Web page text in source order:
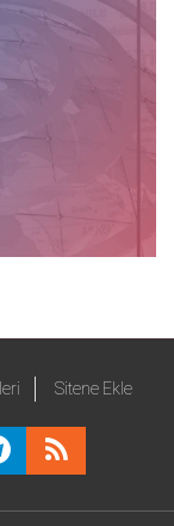
Sitene Ekle